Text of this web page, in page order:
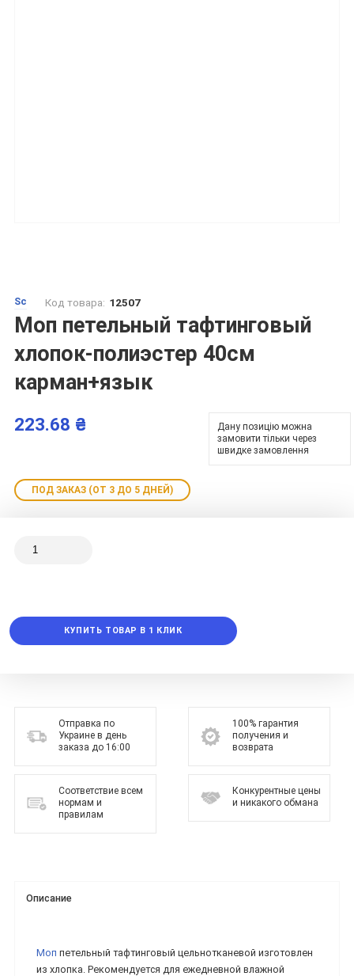
Sc Код товара: 12507
Моп петельный тафтинговый
хлопок-полиэстер 40см
карман+язык
223.68 ₴
Дану позицію можна
замовити тільки через
швидке замовлення
ПОД ЗАКАЗ (ОТ 3 ДО 5 ДНЕЙ)
КУПИТЬ ТОВАР В 1 КЛИК
Отправка по
Украине в день
заказа до 16:00
Соответствие всем
нормам и
правилам
100% гарантия
получения и
возврата
Конкурентные цены
и никакого обмана
Описание
Моп петельный тафтинговый цельнотканевой изготовлен
из хлопка. Рекомендуется для ежедневной влажной